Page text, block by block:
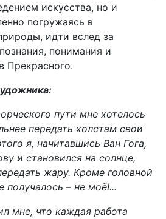
искусства, но и
погружаясь в
идти вслед за
понимания и
Прекрасного.
пути мне хотелось
передать холстам свои
я, начитавшись Ван Гога,
и становился на солнце,
жару. Кроме головной
получалось – не моё!...
мне, что каждая работа